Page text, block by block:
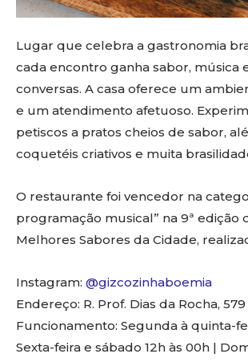
Lugar que celebra a gastronomia
cada encontro ganha sabor, música
conversas. A casa oferece um
e um atendimento afetuoso.
petiscos a pratos cheios de sabor,
coquetéis criativos e muita
O restaurante foi vencedor na
programação musical” na 9ª edição
Melhores Sabores da Cidade,
Instagram: @gizcozinhaboemia
Endereço: R. Prof. Dias da Rocha,
Funcionamento: Segunda à quinta-
Sexta-feira e sábado 12h às 00h |